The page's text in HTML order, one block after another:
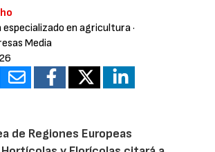
especializado en agricultura·
Media
de Regiones Europeas